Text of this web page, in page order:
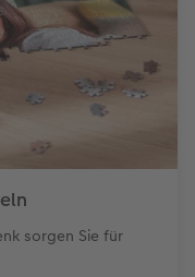
sorgen Sie für